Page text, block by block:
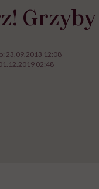
23.09.2013 12:08
02:48